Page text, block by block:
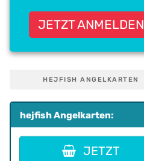
JETZT ANMELDEN
HEJFISH ANGELKARTEN
hejfish Angelkarten:
JETZT